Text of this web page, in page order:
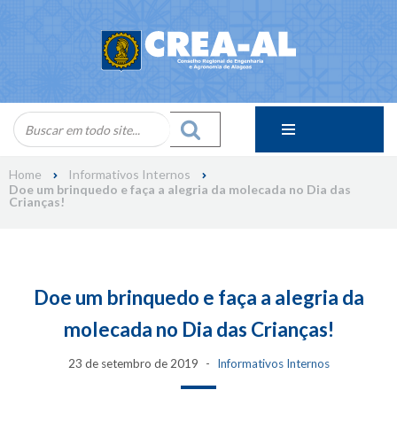
Home
Informativos Internos
Doe um brinquedo e faça a alegria da molecada no Dia das
Crianças!
Doe um brinquedo e faça a alegria da
molecada no Dia das Crianças!
23 de setembro de 2019 Informativos Internos